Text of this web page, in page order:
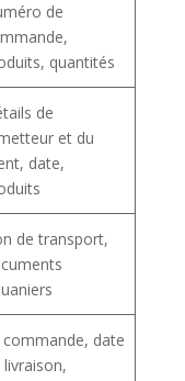
de
quantités
de
et du
date,
de transport,
commande, date
livraison,